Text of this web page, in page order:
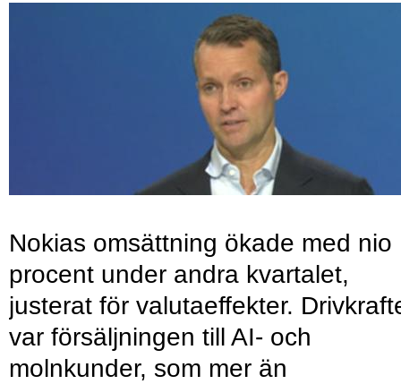
Nokias omsättning ökade med nio
procent under andra kvartalet,
justerat för valutaeffekter.
var försäljningen till AI- och
molnkunder, som mer än